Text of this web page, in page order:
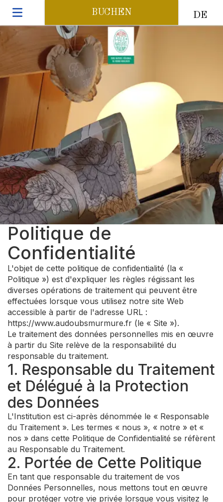
BUCHEN DE
Politique de
Confidentialité
L'objet de cette politique de confidentialité (la «
Politique ») est d'expliquer les règles régissant les
diverses opérations de traitement qui peuvent être
effectuées lorsque vous utilisez notre site Web
accessible à partir de l'adresse URL :
https://www.audoubsmurmure.fr (le « Site »).
Le traitement des données personnelles mis en œuvre
à partir du Site relève de la responsabilité du
responsable du traitement.
1. Responsable du Traitement
et Délégué à la Protection
des Données
L'Institution est ci-après dénommée le « Responsable
du Traitement ». Les termes « nous », « notre » et «
nos » dans cette Politique de Confidentialité se réfèrent
au Responsable du Traitement.
2. Portée de Cette Politique
En tant que responsable du traitement de vos
Données Personnelles, nous mettons tout en œuvre
pour protéger votre vie privée lorsque vous visitez le